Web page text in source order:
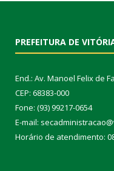
PREFEITURA DE
End.: Av. Manoel Felix de
CEP: 68383-000
Fone: (93) 99217-0654
E-mail:
Horário de atendimento: